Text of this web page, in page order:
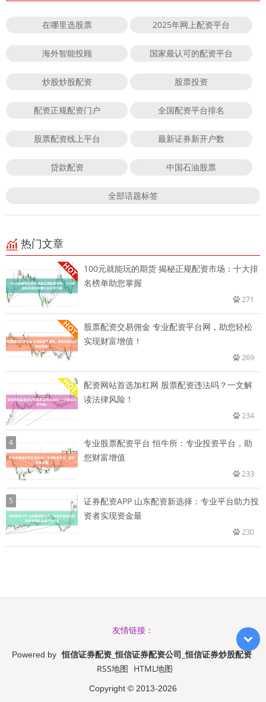
在哪里选股票 2025年网上配资平台
海外智能投顾 国家最认可的配资平台
炒股炒股配资 股票投资
配资正规配资门户 全国配资平台排名
股票配资线上平台 最新证券新开户数
贷款配资 中国石油股票
全部话题标签
热门文章
100元就能玩的期货 揭秘正规配资市场：十大排
名榜单助您掌握
271
股票配资交易佣金 专业配资平台网，助您轻松
实现财富增值！
269
配资网站首选加杠网 股票配资违法吗？一文解
读法律风险！
234
4
专业股票配资平台 恒牛所：专业投资平台，助
您财富增值
233
5
证券配资APP 山东配资新选择：专业平台助力投
资者实现资金最
230
友情链接：
Powered by 恒信证券配资_恒信证券配资公司_恒信证券炒股配资
RSS地图 HTML地图
Copyright © 2013-2026